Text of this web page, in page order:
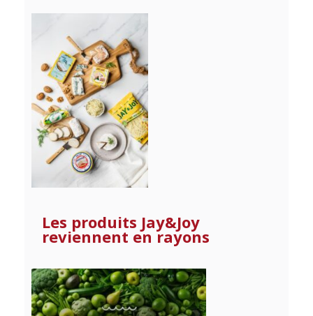
Les produits Jay&Joy
reviennent en rayons